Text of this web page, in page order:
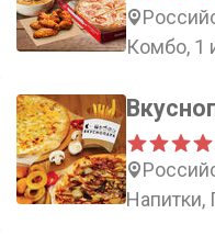
Комбо, 1
Напитки,